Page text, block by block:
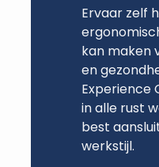
Ervaar zelf
kan maken
en
Experience
in alle rust
best
werkstijl.